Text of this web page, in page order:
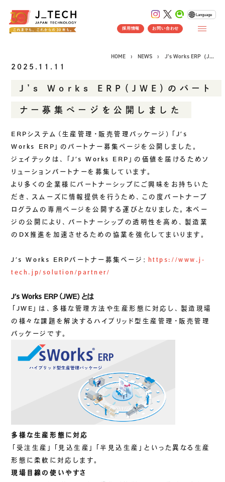
コンセプト
SERVICE
FLEXSCHE
クラウドソリューション
受託開発
生成AIソリューション
CASES
SUSTAINABILITY
SDGsへの取り組み
コンプライアンス
COMPANY
会社情報
会社概要
ご挨拶
組織図
Language
採用情報 お問い合わせ
HOME NEWS J’s Works ERP（J...
2025.11.11
J’s Works ERP（JWE）のパート
ナー募集ページを公開しました
ERPシステム（生産管理・販売管理パッケージ）「J’s
Works ERP」のパートナー募集ページを公開しました。
ジェイテックは、「J’s Works ERP」の価値を届けるためソ
リューションパートナーを募集しています。
より多くの企業様にパートナーシップにご興味をお持ちいた
だき、スムーズに情報提供を行うため、この度パートナープ
ログラムの専用ページを公開する運びとなりました。本ペー
ジの公開により、パートナーシップの透明性を高め、製造業
のDX推進を加速させるための協業を強化してまいります。
J’s Works ERPパートナー募集ページ：
https://www.j-
tech.jp/solution/partner/
J’s Works ERP（JWE）とは
「JWE」は、多様な管理方法や生産形態に対応し、製造現場
の様々な課題を解決するハイブリッド型生産管理・販売管理
パッケージです。
多様な生産形態に対応
「受注生産」「見込生産」「半見込生産」といった異なる生産
形態に柔軟に対応します。
現場目線の使いやすさ